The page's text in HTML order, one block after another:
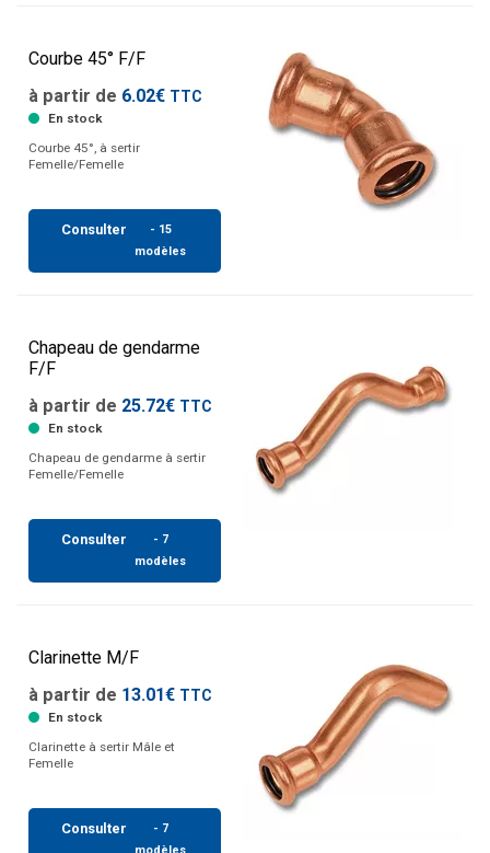
Courbe 45° F/F
à partir de 6.02€ TTC
En stock
Courbe 45°, à sertir
Femelle/Femelle
Consulter
- 15
modèles
Chapeau de gendarme
F/F
à partir de 25.72€ TTC
En stock
Chapeau de gendarme à sertir
Femelle/Femelle
Consulter
- 7
modèles
Clarinette M/F
à partir de 13.01€ TTC
En stock
Clarinette à sertir Mâle et
Femelle
Consulter
- 7